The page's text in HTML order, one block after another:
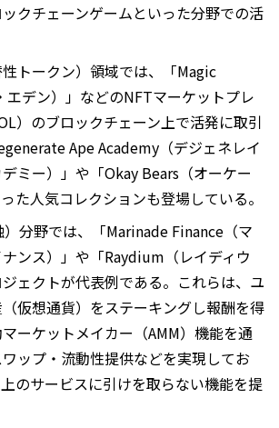
クチェーンゲームといった分野での活
トークン）領域では、「Magic
エデン）」などのNFTマーケットプレ
）のブロックチェーン上で活発に取引
Ape Academy（デジェネレイ
ミー）」や「Okay Bears（オーケー
た人気コレクションも登場している。
分野では、「Marinade Finance（マ
ンス）」や「Raydium（レイディウ
ェクトが代表例である。これらは、ユ
仮想通貨）をステーキングし報酬を得
ーケットメイカー（AMM）機能を通
ップ・流動性提供などを実現してお
のサービスに引けを取らない機能を提